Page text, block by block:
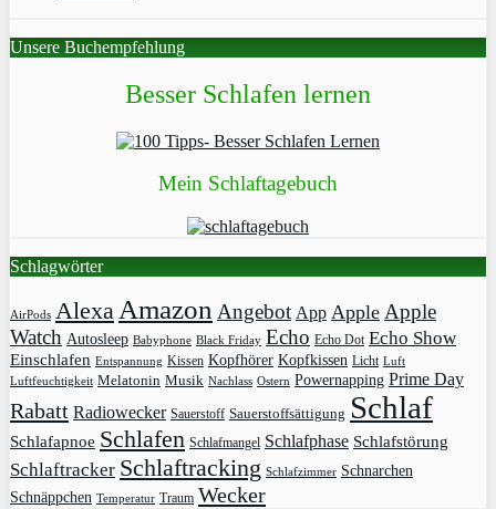
Unsere Buchempfehlung
Besser Schlafen lernen
Mein Schlaftagebuch
Schlagwörter
AirPods Alexa Amazon Angebot App Apple Apple
Watch Autosleep Babyphone Black Friday Echo Echo Dot Echo Show
Einschlafen Entspannung Kissen Kopfhörer Kopfkissen Licht Luft
Luftfeuchtigkeit Melatonin Musik Nachlass Ostern Powernapping Prime Day
Rabatt Radiowecker Sauerstoff Sauerstoffsättigung Schlaf
Schlafapnoe Schlafen Schlafmangel Schlafphase Schlafstörung
Schlaftracker Schlaftracking Schlafzimmer Schnarchen
Schnäppchen Temperatur Traum Wecker